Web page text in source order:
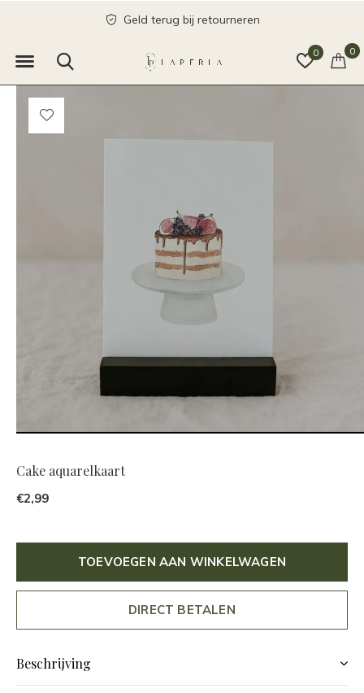
0 0
Geld terug bij retourneren
Cake aquarelkaart
€2,99
TOEVOEGEN AAN WINKELWAGEN
DIRECT BETALEN
Beschrijving